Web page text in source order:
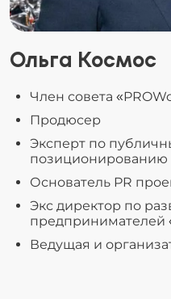
Ольга Космос
Член совета
Продюсер
Эксперт по
позиционированию
Основатель PR
Экс директор по
предпринимателей
Ведущая и